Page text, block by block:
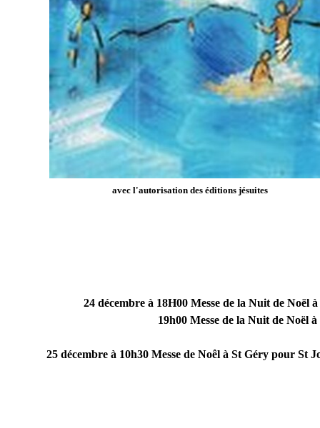
avec l'autorisation des éditions jésuites
24 décembre à 18H00 Messe de la Nuit de Noël à
19h00 Messe de la Nuit de Noël à
25 décembre à 10h30 Messe de Noêl à St Géry pour St